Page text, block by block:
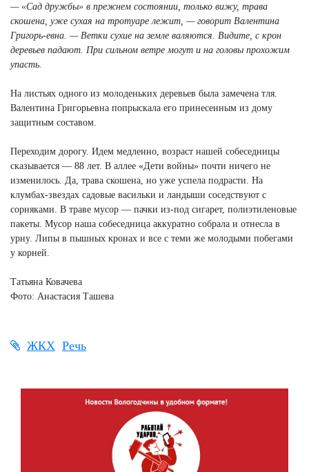
— «Сад дружбы» в прежнем состоянии, только вижу, трава
скошена, уже сухая на тротуаре лежит, — говорит Валентина
Григорь-евна. — Ветки сухие на земле валяются. Видите, с крон
деревьев падают. При сильном ветре могут и на головы прохожим
упасть.
На листьях одного из молоденьких деревьев была замечена тля.
Валентина Григорьевна попрыскала его принесенным из дому
защитным составом.
Переходим дорогу. Идем медленно, возраст нашей собеседницы
сказывается — 88 лет. В аллее «Дети войны» почти ничего не
изменилось. Да, трава скошена, но уже успела подрасти. На
клумбах-звездах садовые васильки и ландыши соседствуют с
сорняками. В траве мусор — пачки из-под сигарет, полиэтиленовые
пакеты. Мусор наша собеседница аккуратно собрала и отнесла в
урну. Липы в пышных кронах и все с теми же молодыми побегами
у корней.
Татьяна Ковачева
Фото: Анастасия Ташева
ЖКХ Речь